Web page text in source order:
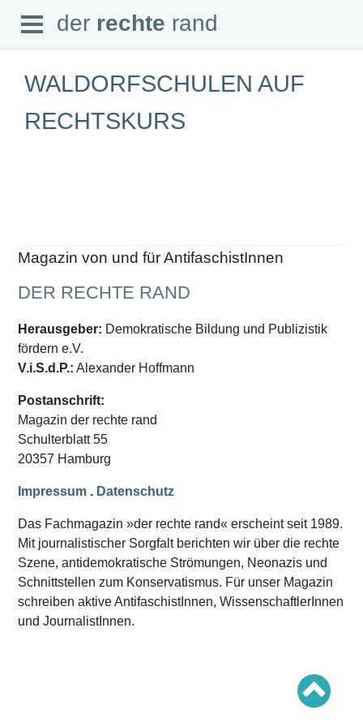
der rechte rand
Abonnement
Downloads
Datenschutz
SCHWERPUNKTE
Schwerpunkte Übersicht
Schwerpunkt AFD-Verbot
Schwerpunkt »Identitäre Bewegung«
Schwerpunkt »Reichsbürger«
Schwerpunkt NPD
Ausgaben Übersicht
Ausgabe 220
Ausgabe 219
Ausgabe 217
Ausgabe 216
Open
Menu
der rechte rand
WALDORFSCHULEN AUF
RECHTSKURS
Magazin von und für AntifaschistInnen
DER RECHTE RAND
Herausgeber: Demokratische Bildung und Publizistik
fördern e.V.
V.i.S.d.P.: Alexander Hoffmann
Postanschrift:
Magazin der rechte rand
Schulterblatt 55
20357 Hamburg
Impressum . Datenschutz
Das Fachmagazin »der rechte rand« erscheint seit 1989.
Mit journalistischer Sorgfalt berichten wir über die rechte
Szene, antidemokratische Strömungen, Neonazis und
Schnittstellen zum Konservatismus. Für unser Magazin
schreiben aktive AntifaschistInnen, WissenschaftlerInnen
und JournalistInnen.